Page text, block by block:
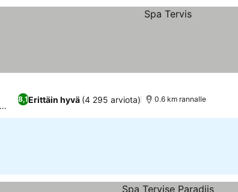
8,1Erittäin hyvä (4 295 arviota) 0.6 km rannalle